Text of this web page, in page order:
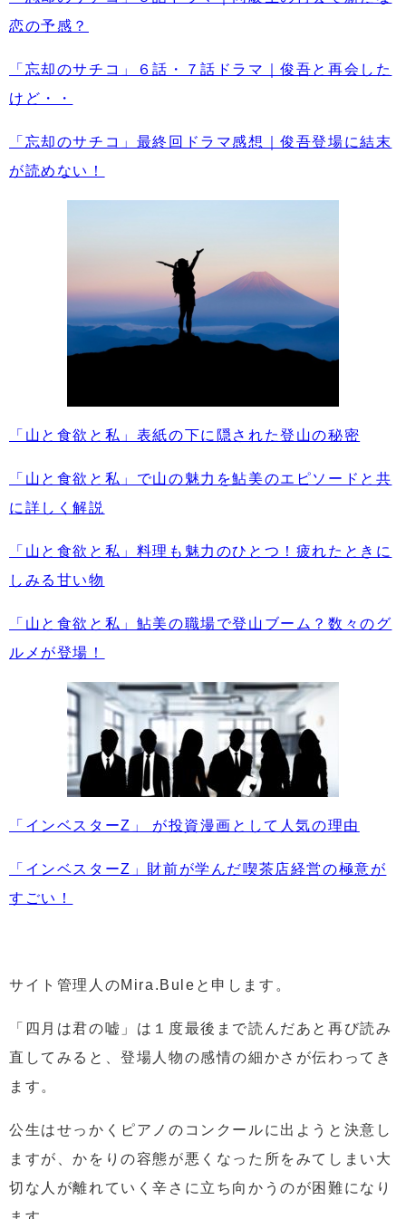
恋の予感？
「忘却のサチコ」６話・７話ドラマ｜俊吾と再会した
けど・・
「忘却のサチコ」最終回ドラマ感想｜俊吾登場に結末
が読めない！
「山と食欲と私」表紙の下に隠された登山の秘密
「山と食欲と私」で山の魅力を鮎美のエピソードと共
に詳しく解説
「山と食欲と私」料理も魅力のひとつ！疲れたときに
しみる甘い物
「山と食欲と私」鮎美の職場で登山ブーム？数々のグ
ルメが登場！
「インベスターZ」 が投資漫画として人気の理由
「インベスターZ」財前が学んだ喫茶店経営の極意が
すごい！
サイト管理人のMira.Buleと申します。
「四月は君の嘘」は１度最後まで読んだあと再び読み
直してみると、登場人物の感情の細かさが伝わってき
ます。
公生はせっかくピアノのコンクールに出ようと決意し
ますが、かをりの容態が悪くなった所をみてしまい大
切な人が離れていく辛さに立ち向かうのが困難になり